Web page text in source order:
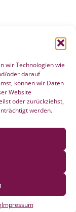
wir Technologien wie
oder darauf
können wir Daten
Website
oder zurückziehst,
werden.
Impressum
DER GEBURT
10. März 2021
von Laura
WordPress